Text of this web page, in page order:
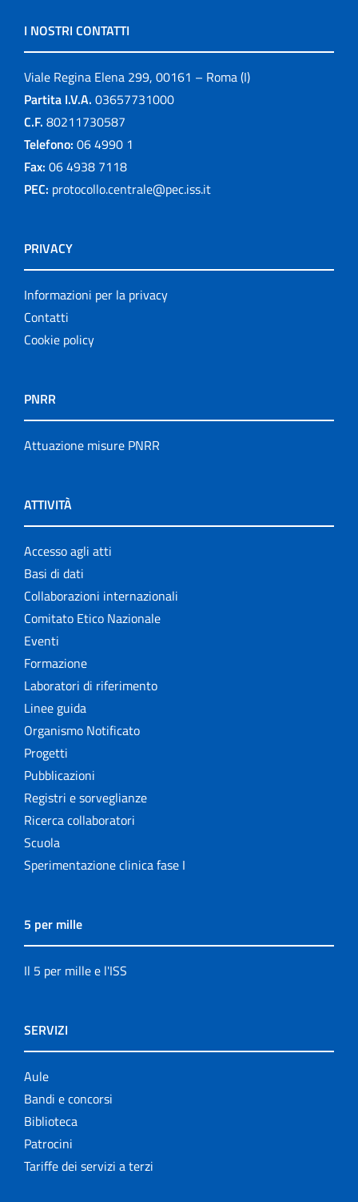
I NOSTRI CONTATTI
Viale Regina Elena 299, 00161 – Roma (I)
Partita I.V.A. 03657731000
C.F. 80211730587
Telefono: 06 4990 1
Fax: 06 4938 7118
PEC: protocollo.centrale@pec.iss.it
PRIVACY
Informazioni per la privacy
Contatti
Cookie policy
PNRR
Attuazione misure PNRR
ATTIVITÀ
Accesso agli atti
Basi di dati
Collaborazioni internazionali
Comitato Etico Nazionale
Eventi
Formazione
Laboratori di riferimento
Linee guida
Organismo Notificato
Progetti
Pubblicazioni
Registri e sorveglianze
Ricerca collaboratori
Scuola
Sperimentazione clinica fase I
5 per mille
Il 5 per mille e l'ISS
SERVIZI
Aule
Bandi e concorsi
Biblioteca
Patrocini
Tariffe dei servizi a terzi